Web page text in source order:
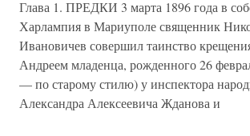
Глава 1. ПРЕДКИ 3 марта 1896 года в
Харлампия в Мариуполе священник
Ивановичев совершил таинство
Андреем младенца, рожденного 26
— по старому стилю) у инспектора
Александра Алексеевича Жданова и